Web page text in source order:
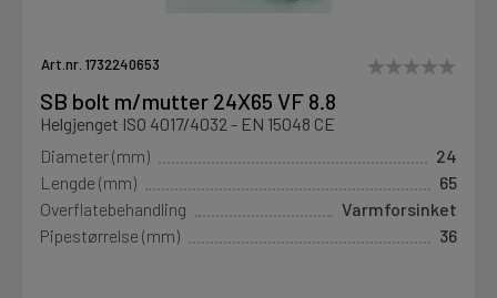
Art.nr. 1732240653
SB bolt m/mutter 24X65 VF 8.8
Helgjenget ISO 4017/4032 - EN 15048 CE
Diameter (mm)
24
Lengde (mm)
65
Overflatebehandling
Varmforsinket
Pipestørrelse (mm)
36